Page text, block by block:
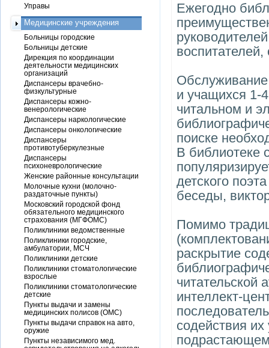
Ежегодно
воспитателей,
и учащихся 1-
читальном и
поиске
В библиотеке
детского
беседы,
Помимо
раскрытие
читательской
интеллект-
содействия
Управы
Медицинские учреждения
Больницы городские
Больницы детские
Дирекция по координации
деятельности медицинских
организаций
Диспансеры врачебно-
физкультурные
Диспансеры кожно-
венерологические
Диспансеры наркологические
Диспансеры онкологические
Диспансеры
противотуберкулезные
Диспансеры
психоневрологические
Женские районные консультации
Молочные кухни (молочно-
раздаточные пункты)
Московский городской фонд
обязательного медицинского
страхования (МГФОМС)
Поликлиники ведомственные
Поликлиники городские,
амбулатории, МСЧ
Поликлиники детские
Поликлиники стоматологические
взрослые
Поликлиники стоматологические
детские
Пункты выдачи и замены
медицинских полисов (ОМС)
Пункты выдачи справок на авто,
оружие
Пункты независимого мед.